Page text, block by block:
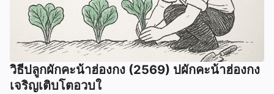
วิธีปลูกผักคะน้าฮ่องกง (2569) ปผักคะน้าฮ่องกง
เจริญเติบโตอวบใ